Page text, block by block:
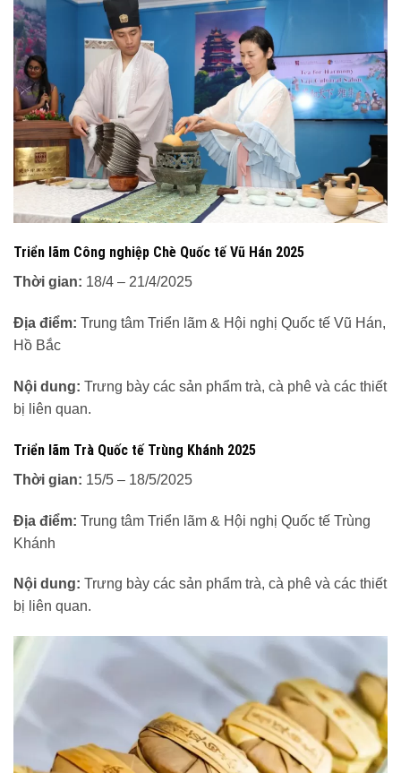
Triển lãm Công nghiệp Chè Quốc tế Vũ Hán 2025
Thời gian: 18/4 – 21/4/2025
Địa điểm: Trung tâm Triển lãm & Hội nghị Quốc tế Vũ Hán,
Hồ Bắc
Nội dung: Trưng bày các sản phẩm trà, cà phê và các thiết
bị liên quan.
Triển lãm Trà Quốc tế Trùng Khánh 2025
Thời gian: 15/5 – 18/5/2025
Địa điểm: Trung tâm Triển lãm & Hội nghị Quốc tế Trùng
Khánh
Nội dung: Trưng bày các sản phẩm trà, cà phê và các thiết
bị liên quan.